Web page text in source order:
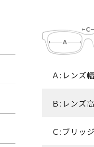
Ａ:レンズ幅
Ｂ:レンズ
Ｃ:ブリッ